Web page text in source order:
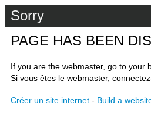
Sorry
PAGE HAS BEEN
If you are the webmaster, go to your
Si vous êtes le webmaster,
Créer un site internet - Build a